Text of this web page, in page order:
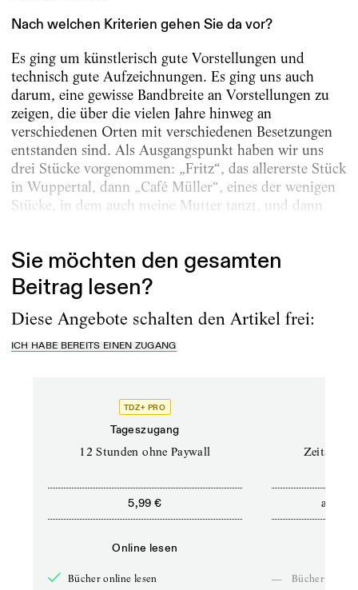
Nach welchen Kriterien gehen Sie da vor?
Es ging um künstlerisch gute Vorstellungen und
technisch gute Aufzeichnungen. Es ging uns auch
darum, eine gewisse Bandbreite an Vorstellungen zu
zeigen, die über die vielen Jahre hinweg an
verschiedenen Orten mit verschiedenen Besetzungen
entstanden sind. Als Ausgangspunkt haben wir uns
drei Stücke vorgenommen: „Fritz“, das allererste Stück
in Wuppertal, dann „Café Müller“, eines der wenigen
Stücke, in dem auch meine Mutter tanzt, und dann
Sie möchten den gesamten
Beitrag lesen?
Diese Angebote schalten den Artikel frei:
ICH HABE BEREITS EINEN ZUGANG
TDZ+ PRO
Tageszugang
12 Stunden ohne Paywall
5,99 €
Online lesen
Bücher online lesen
ab
— Bücher online